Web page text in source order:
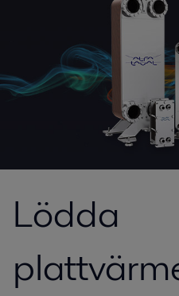
Lödda